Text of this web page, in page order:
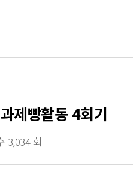
제빵활동 4회기
3,034 회